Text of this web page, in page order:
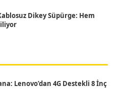
Dikey Süpürge: Hem
Lenovo’dan 4G Destekli 8 İnç